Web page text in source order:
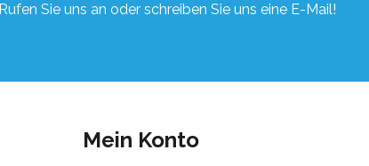
Rufen Sie uns an oder schreiben Sie uns eine E-Mail!
Mein Konto